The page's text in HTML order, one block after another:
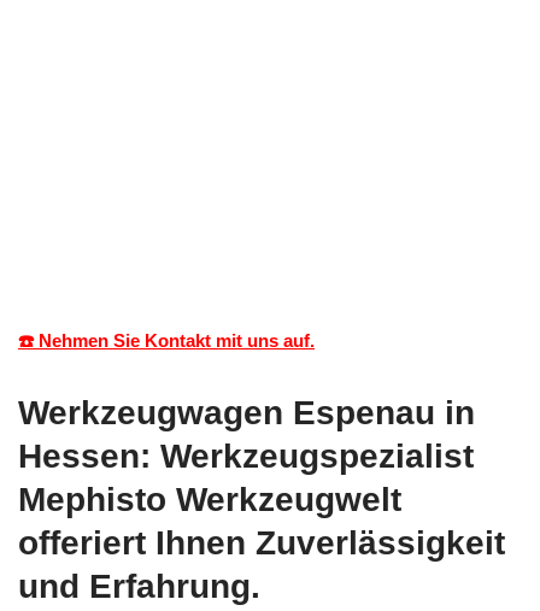
☎️ Nehmen Sie Kontakt mit uns auf.
Werkzeugwagen Espenau in
Hessen: Werkzeugspezialist
Mephisto Werkzeugwelt
offeriert Ihnen Zuverlässigkeit
und Erfahrung.